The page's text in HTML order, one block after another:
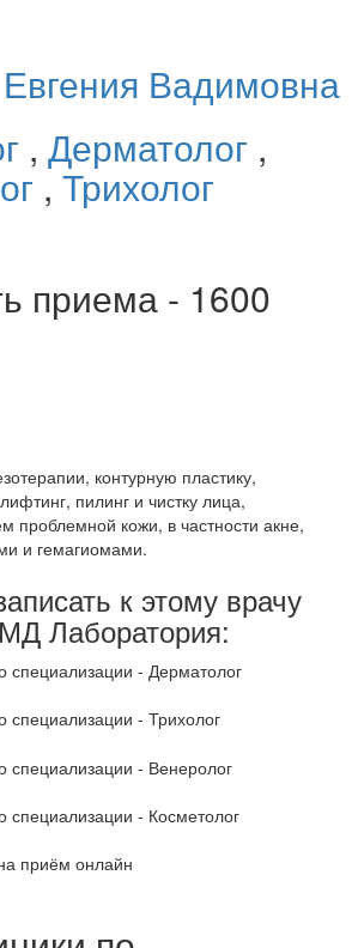
Евгения Вадимовна
, Дерматолог ,
, Трихолог
приема - 1600
контурную пластику,
пилинг и чистку лица,
проблемной кожи, в частности акне,
и гемагиомами.
к этому врачу
Лаборатория:
- Дерматолог
- Трихолог
- Венеролог
- Косметолог
приём онлайн